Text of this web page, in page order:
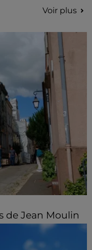
Voir plus
de Jean Moulin